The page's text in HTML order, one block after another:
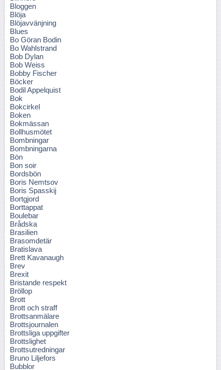
Bloggen
Blöja
Blöjavvänjning
Blues
Bo Göran Bodin
Bo Wahlstrand
Bob Dylan
Bob Weiss
Bobby Fischer
Böcker
Bodil Appelquist
Bok
Bokcirkel
Boken
Bokmässan
Bollhusmötet
Bombningar
Bombningarna
Bön
Bon soir
Bordsbön
Boris Nemtsov
Boris Spasskij
Bortgjord
Borttappat
Boulebar
Brådska
Brasilien
Brasomdetär
Bratislava
Brett Kavanaugh
Brev
Brexit
Bristande respekt
Bröllop
Brott
Brott och straff
Brottsanmälare
Brottsjournalen
Brottsliga uppgifter
Brottslighet
Brottsutredningar
Bruno Liljefors
Bubblor